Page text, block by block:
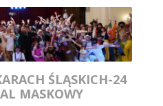
ŚLĄSKICH-24
MASKOWY